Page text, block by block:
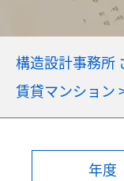
構造設計事務所
賃貸マンション
年度